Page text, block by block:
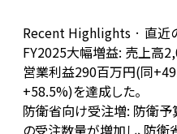
Recent Highlights · 直近
FY2025大幅増益: 売上高
営業利益290百万円(同
+58.5%)を達成した。
防衛省向け受注増: 防衛